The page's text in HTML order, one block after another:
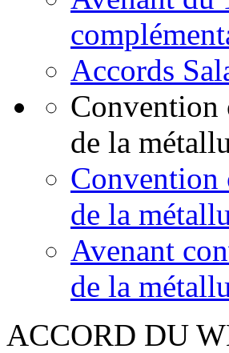
Accords
Convention
de la
Convention
de la
Avenant
de la
ACCORD DU